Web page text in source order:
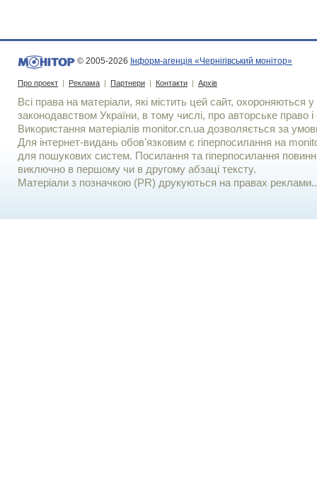
© 2005-2026 Інформ-агенція «Чернігівський монітор»
Про проект | Реклама | Партнери | Контакти | Архів
Всі права на матеріали, які містить цей сайт, охороняються у
законодавством України, в тому числі, про авторське право і
Використання матерiалiв monitor.cn.ua дозволяється за
Для iнтернет-видань обов'язковим є гiперпосилання на
для пошукових систем. Посилання та гіперпосилання
виключно в першому чи в другому абзаці тексту.
Матеріали з позначкою (PR) друкуються на правах реклами..